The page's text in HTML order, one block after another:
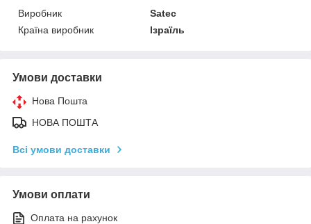
Виробник
Satec
Країна виробник
Ізраїль
Умови доставки
Нова Пошта
НОВА ПОШТА
Всі умови доставки
Умови оплати
Оплата на рахунок